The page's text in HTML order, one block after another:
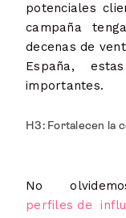
potenciales
campaña
decenas de
España,
importantes.
H3: Fortalecen la
No
perfiles de